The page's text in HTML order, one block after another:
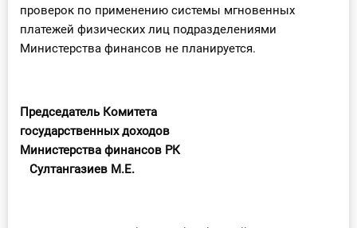
проверок по применению системы мгновенных
платежей физических лиц подразделениями
Министерства финансов не планируется.
Председатель Комитета
государственных доходов
Министерства финансов РК
Султангазиев М.Е.